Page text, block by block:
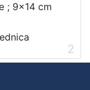
; 9x14 cm
2